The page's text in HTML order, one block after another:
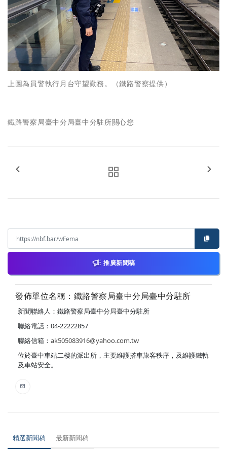
上圖為員警執行月台守望勤務。（鐵路警察提供）
鐵路警察局臺中分局臺中分駐所關心您
推廣新聞稿
發佈單位名稱：鐵路警察局臺中分局臺中分駐所
新聞聯絡人：鐵路警察局臺中分局臺中分駐所
聯絡電話：04-22222857
聯絡信箱： ak505083916@yahoo.com.tw
位於臺中車站二樓的派出所，主要維護搭車旅客秩序，及維護鐵軌
及車站安全。
精選新聞稿 最新新聞稿